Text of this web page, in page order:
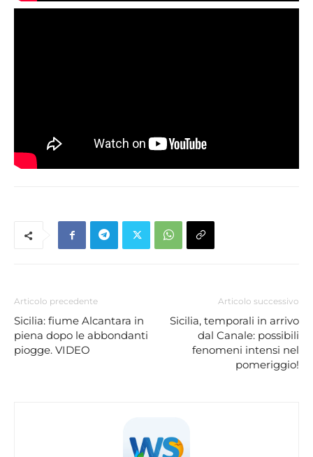
Articolo precedente
Sicilia: fiume Alcantara in
piena dopo le abbondanti
piogge. VIDEO
Articolo successivo
Sicilia, temporali in arrivo
dal Canale: possibili
fenomeni intensi nel
pomeriggio!